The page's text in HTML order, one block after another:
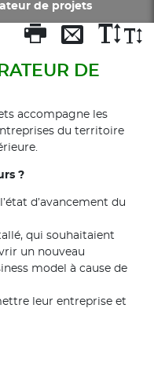
de projets
DE
accompagne les
du territoire
?
d’avancement du
qui souhaitaient
un nouveau
model à cause de
leur entreprise et